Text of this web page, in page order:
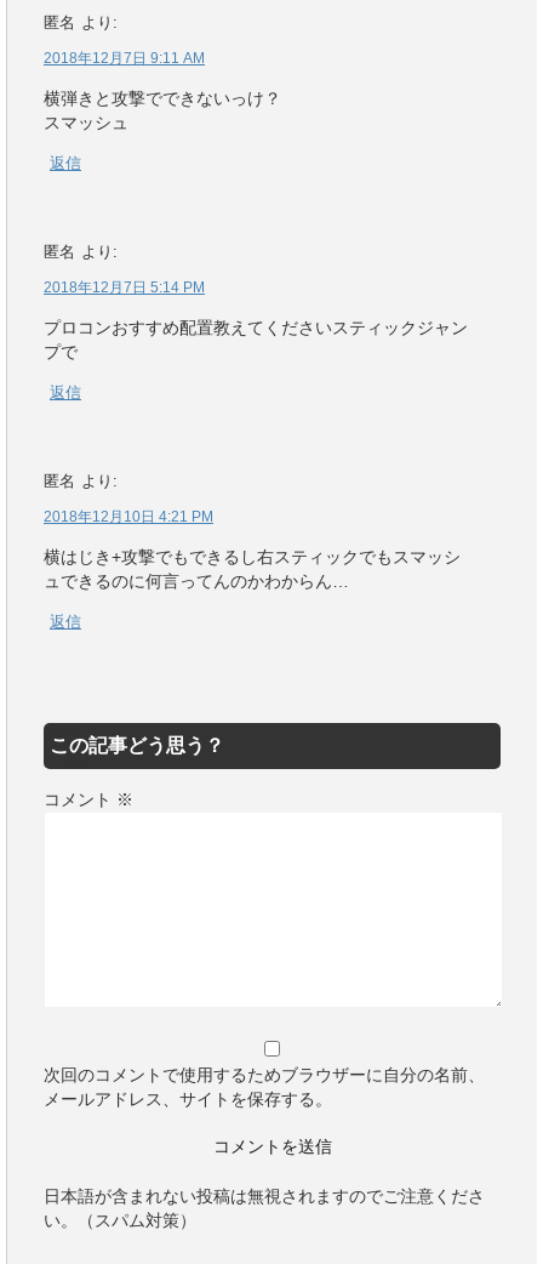
匿名 より:
2018年12月7日 9:11 AM
横弾きと攻撃でできないっけ？
スマッシュ
返信
匿名 より:
2018年12月7日 5:14 PM
プロコンおすすめ配置教えてくださいスティックジャン
プで
返信
匿名 より:
2018年12月10日 4:21 PM
横はじき+攻撃でもできるし右スティックでもスマッシ
ュできるのに何言ってんのかわからん…
返信
この記事どう思う？
コメント ※
次回のコメントで使用するためブラウザーに自分の名前、
メールアドレス、サイトを保存する。
日本語が含まれない投稿は無視されますのでご注意くださ
い。（スパム対策）